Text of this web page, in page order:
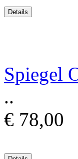
Spiegel
..
€ 78,00